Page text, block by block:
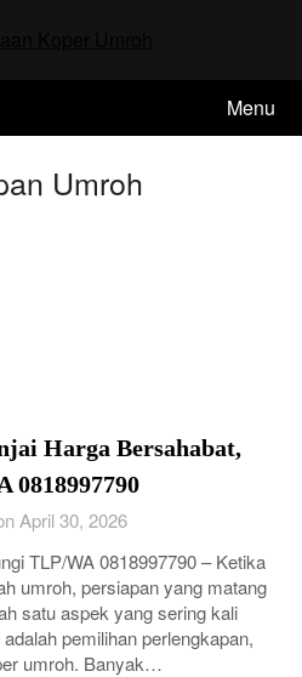
Menu
Umroh
Harga Bersahabat,
0818997790
April 30, 2026
TLP/WA 0818997790 – Ketika
umroh, persiapan yang matang
satu aspek yang sering kali
pemilihan perlengkapan,
umroh. Banyak…